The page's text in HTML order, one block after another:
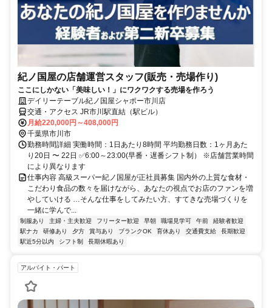
紀ノ国屋の店舗運営スタッフ(販売・売場作り)
ここにしかない「美味しい！」にワクワクする売場を作ろう
デイリーテーブル紀ノ国屋シャポー市川店
交通・アクセス JR市川駅直結（駅ビル）
月給220,000円～408,000円
千葉県市川市
勤務時間詳細 実働時間：1日あたり8時間 平均勤務日数：1ヶ月あた
り20日 〜 22日 ✅6:00～23:00(早番・遅番シフト制） ※店舗営業時間
により異なります
仕事内容 高級スーパー紀ノ国屋が正社員募集 国内外の上質な食材・
こだわり食品の数々を届けながら、あなたの視点でお店のファンを増
やしていける …そんな仕事をしてみたい方、すてきな売場づくりを
一緒に学んで...
制服あり 主婦・主夫歓迎 フリーター歓迎 早朝 職場見学可 午前
経験者歓迎
駅ナカ
研修あり 夕方 賞与あり ブランクOK 育休あり 交通費支給
長期歓迎
駅近5分以内
シフト制 長期休暇あり
アルバイト・パート